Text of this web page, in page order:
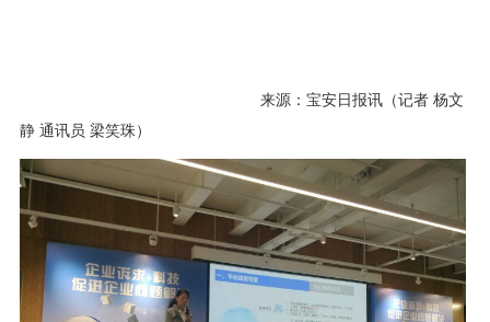
来源：宝安日报讯（记者 杨文
静 通讯员 梁笑珠）